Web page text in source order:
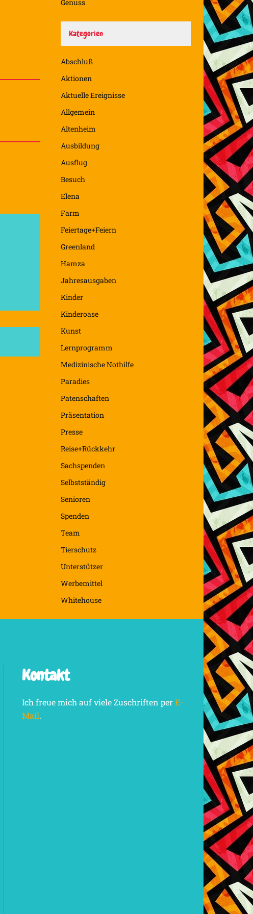
Genuss
Kategorien
Abschluß
Aktionen
Aktuelle Ereignisse
Allgemein
Altenheim
Ausbildung
Ausflug
Besuch
Elena
Farm
Feiertage+Feiern
Greenland
Hamza
Jahresausgaben
Kinder
Kinderoase
Kunst
Lernprogramm
Medizinische Nothilfe
Paradies
Patenschaften
Präsentation
Presse
Reise+Rückkehr
Sachspenden
Selbstständig
Senioren
Spenden
Team
Tierschutz
Unterstützer
Werbemittel
Whitehouse
Kontakt
Ich freue mich auf viele Zuschriften perE-
Mail.